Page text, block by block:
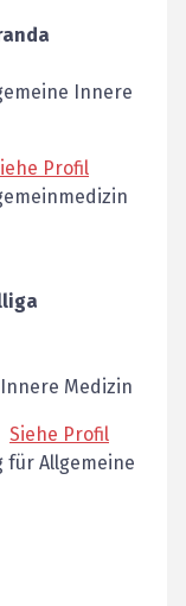
Innere
Profil
Medizin
Siehe Profil
für Allgemeine